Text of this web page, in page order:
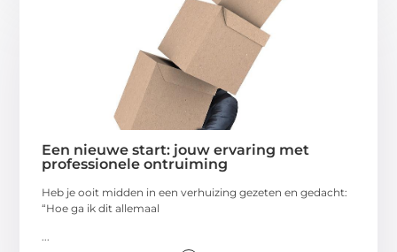
Een nieuwe start: jouw ervaring met
professionele ontruiming
Heb je ooit midden in een verhuizing gezeten en gedacht:
“Hoe ga ik dit allemaal
...